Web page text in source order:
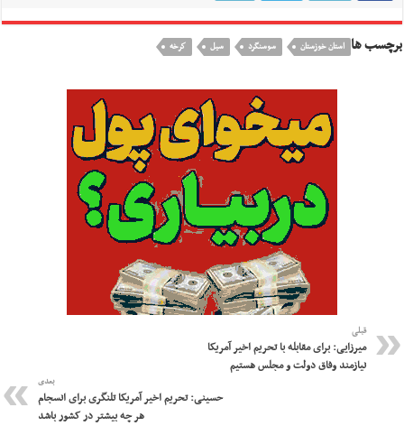
برچسب ها استان خوزستان سوسنگرد سیل كرخه
قبلی
میرزایی: برای مقابله با تحریم اخیر آمریکا
نیازمند وفاق دولت و مجلس هستیم
بعدی
حسینی: تحریم اخیر آمریکا تلنگری برای انسجام
هر چه بیشتر در کشور باشد